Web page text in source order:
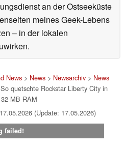
an der Ostseeküste
meines Geek-Lebens
– in der lokalen
News> News> Newsarchiv> News
quetschte Rockstar Liberty City in
MB RAM
(Update: 17.05.2026)
failed!